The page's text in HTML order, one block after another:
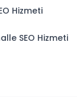
Hizmeti
SEO Hizmeti